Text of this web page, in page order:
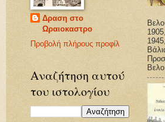
Δραση στο
Ωραιοκαστρο
Προβολή πλήρους προφίλ
Αναζήτηση αυτού
του ιστολογίου